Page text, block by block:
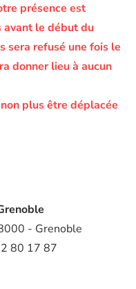
présence est
avant le début du
sera refusé une fois le
donner lieu à aucun
plus être déplacée
- Grenoble
80 17 87